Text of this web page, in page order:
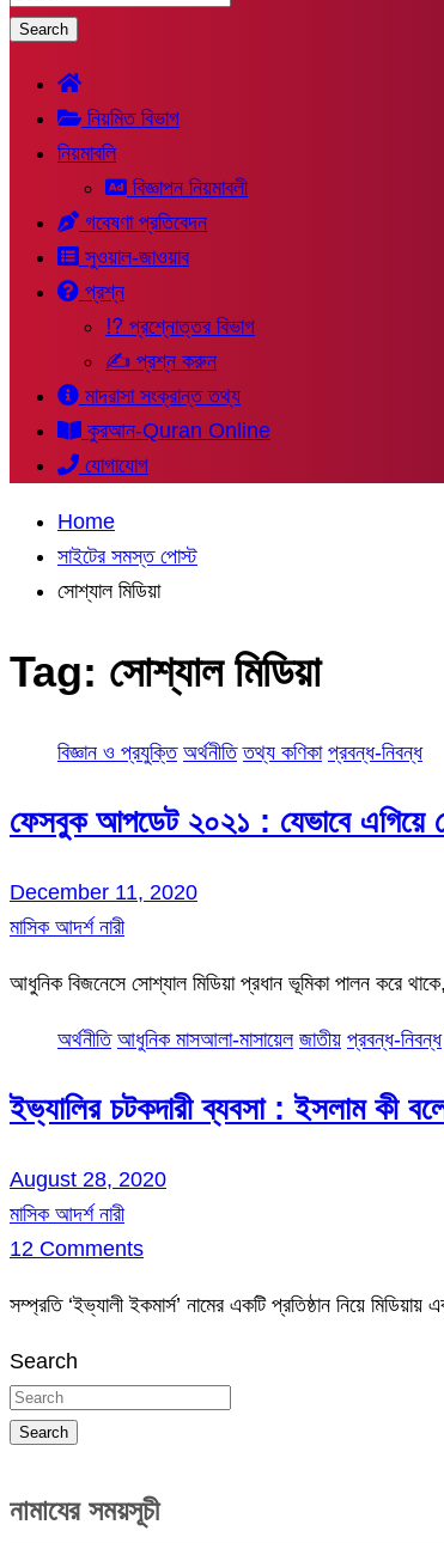
Search
নিয়মিত বিভাগ
নিয়মাবলি
বিজ্ঞাপন নিয়মাবলী
গবেষণা প্রতিবেদন
সুওয়াল-জাওয়াব
প্রশ্ন
⁉ প্রশ্নোত্তর বিভাগ
✍ প্রশ্ন করুন
মাদরাসা সংক্রান্ত তথ্য
কুরআন-Quran Online
যোগাযোগ
Home
সাইটের সমস্ত পোস্ট
সোশ্যাল মিডিয়া
Tag: সোশ্যাল মিডিয়া
বিজ্ঞান ও প্রযুক্তি অর্থনীতি তথ্য কণিকা প্রবন্ধ-নিবন্ধ
ফেসবুক আপডেট ২০২১ : যেভাবে এগিয়ে
December 11, 2020
মাসিক আদর্শ নারী
আধুনিক বিজনেসে সোশ্যাল মিডিয়া প্রধান ভূমিকা পালন করে
অর্থনীতি আধুনিক মাসআলা-মাসায়েল জাতীয় প্রবন্ধ-নিবন্ধ
ইভ্যালির চটকদারী ব্যবসা : ইসলাম কী
August 28, 2020
মাসিক আদর্শ নারী
12 Comments
সম্প্রতি ‘ইভ্যালী ইকমার্স’ নামের একটি প্রতিষ্ঠান নিয়ে
Search
Search
নামাযের সময়সূচী